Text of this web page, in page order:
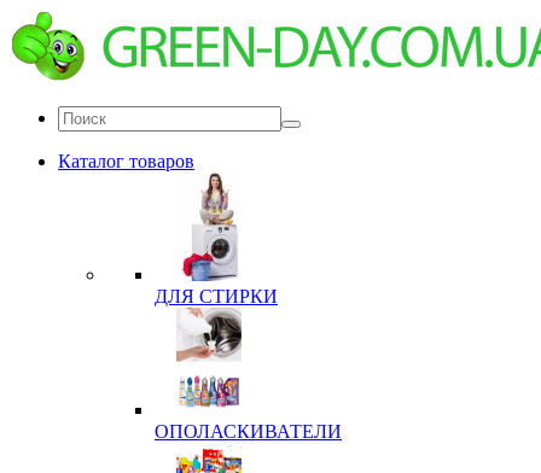
Каталог товаров
ДЛЯ СТИРКИ
ОПОЛАСКИВАТЕЛИ